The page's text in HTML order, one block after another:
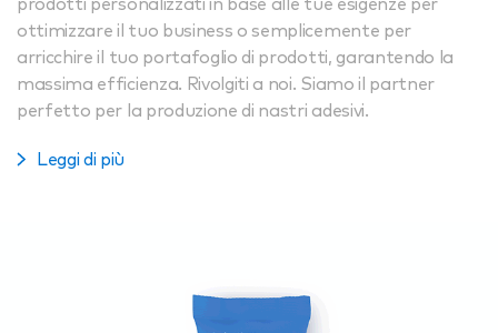
prodotti personalizzati in base alle tue esigenze per
ottimizzare il tuo business o semplicemente per
arricchire il tuo portafoglio di prodotti, garantendo la
massima efficienza. Rivolgiti a noi. Siamo il partner
perfetto per la produzione di nastri adesivi.
Leggi di più